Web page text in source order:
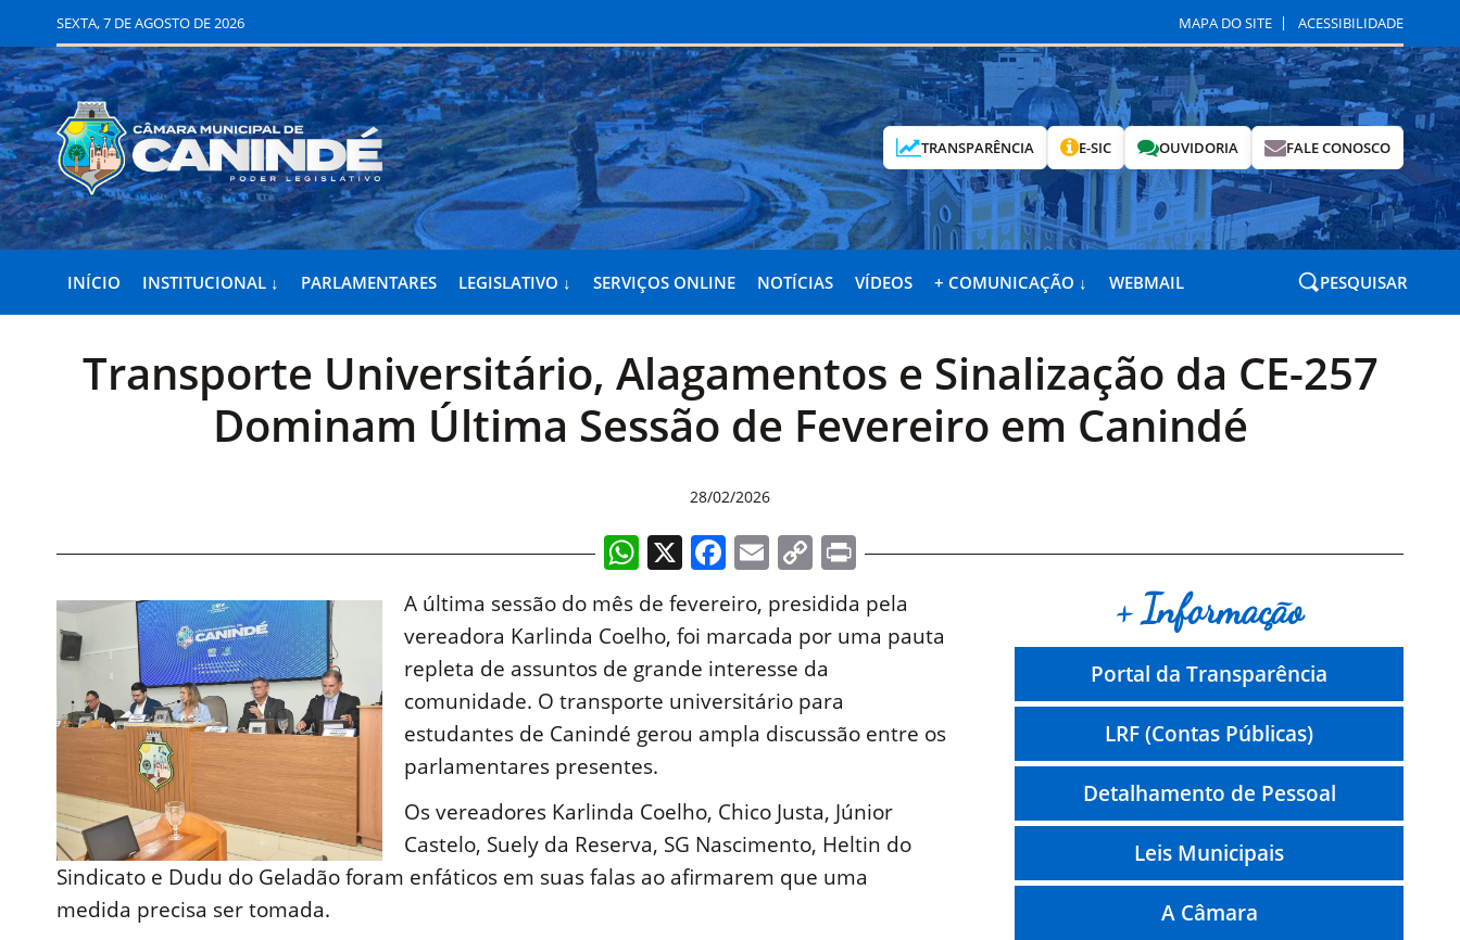
SEXTA, 7 DE AGOSTO DE 2026 MAPA DO SITE ACESSIBILIDADE
TRANSPARÊNCIA E-SIC OUVIDORIA FALE CONOSCO
INÍCIO INSTITUCIONAL ↓ PARLAMENTARES LEGISLATIVO ↓ SERVIÇOS ONLINE NOTÍCIAS VÍDEOS + COMUNICAÇÃO ↓ WEBMAIL PESQUISAR
Transporte Universitário, Alagamentos e Sinalização da CE-257
Dominam Última Sessão de Fevereiro em Canindé
28/02/2026
WhatsApp
X Facebook
EmailCopy
Link
Print
A última sessão do mês de fevereiro, presidida pela
vereadora Karlinda Coelho, foi marcada por uma pauta
repleta de assuntos de grande interesse da
comunidade. O transporte universitário para
estudantes de Canindé gerou ampla discussão entre os
parlamentares presentes.
Os vereadores Karlinda Coelho, Chico Justa, Júnior
Castelo, Suely da Reserva, SG Nascimento, Heltin do
Sindicato e Dudu do Geladão foram enfáticos em suas falas ao afirmarem que uma
medida precisa ser tomada.
+ Informação
Portal da Transparência
LRF (Contas Públicas)
Detalhamento de Pessoal
Leis Municipais
A Câmara